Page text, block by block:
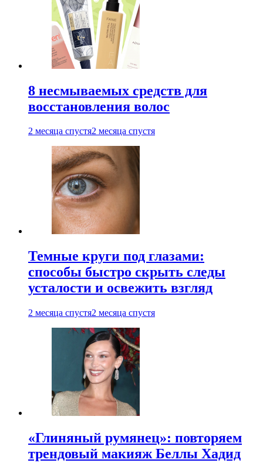
8 несмываемых средств для
восстановления волос
2 месяца спустя2 месяца спустя
Темные круги под глазами:
способы быстро скрыть следы
усталости и освежить взгляд
2 месяца спустя2 месяца спустя
«Глиняный румянец»: повторяем
трендовый макияж Беллы Хадид